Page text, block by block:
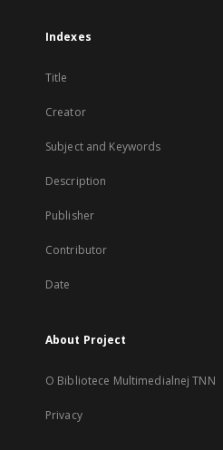
Indexes
Title
Creator
Subject and Keywords
Description
Publisher
Contributor
Date
About Project
O Bibliotece Multimedialnej TNN
Privacy